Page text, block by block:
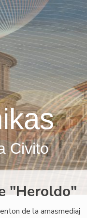
Civito
"Heroldo"
de la amasmediaj